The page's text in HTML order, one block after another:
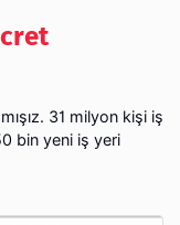
31 milyon kişi iş
bin yeni iş yeri